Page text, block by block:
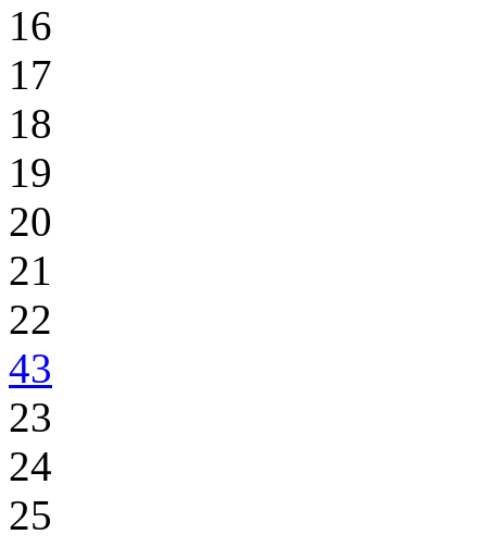
16
17
18
19
20
21
22
43
23
24
25